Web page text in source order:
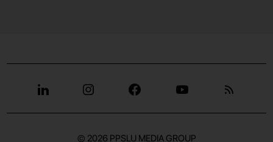
© 2026 PPSLU MEDIA GROUP